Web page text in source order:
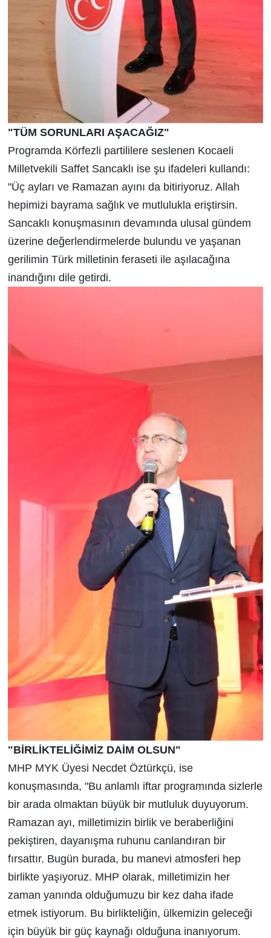
"TÜM SORUNLARI AŞACAĞIZ"
Programda Körfezli partililere seslenen Kocaeli
Milletvekili Saffet Sancaklı ise şu ifadeleri kullandı:
"Üç ayları ve Ramazan ayını da bitiriyoruz. Allah
hepimizi bayrama sağlık ve mutlulukla eriştirsin.
Sancaklı konuşmasının devamında ulusal gündem
üzerine değerlendirmelerde bulundu ve yaşanan
gerilimin Türk milletinin feraseti ile aşılacağına
inandığını dile getirdi.
"BİRLİKTELİĞİMİZ DAİM OLSUN"
MHP MYK Üyesi Necdet Öztürkçü, ise
konuşmasında, "Bu anlamlı iftar programında sizlerle
bir arada olmaktan büyük bir mutluluk duyuyorum.
Ramazan ayı, milletimizin birlik ve beraberliğini
pekiştiren, dayanışma ruhunu canlandıran bir
fırsattır. Bugün burada, bu manevi atmosferi hep
birlikte yaşıyoruz. MHP olarak, milletimizin her
zaman yanında olduğumuzu bir kez daha ifade
etmek istiyorum. Bu birlikteliğin, ülkemizin geleceği
için büyük bir güç kaynağı olduğuna inanıyorum.